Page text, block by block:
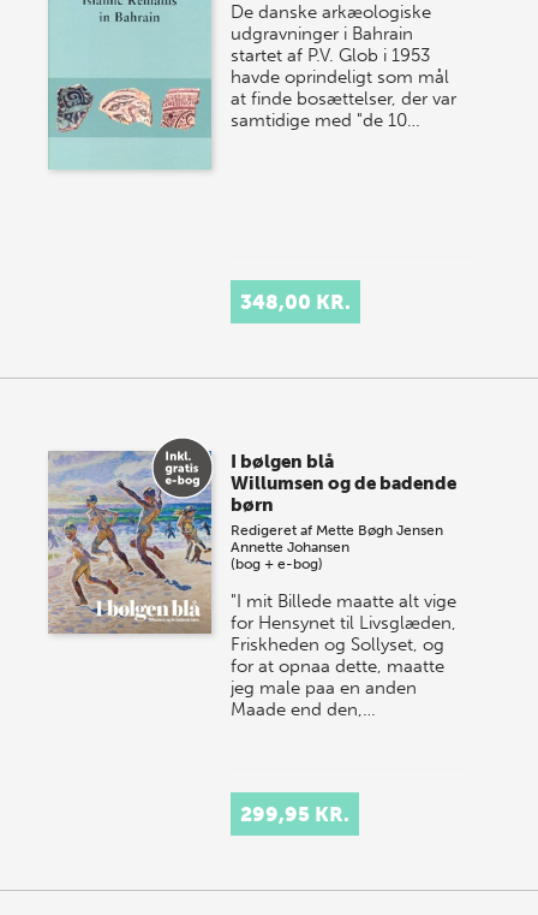
De danske arkæologiske
udgravninger i Bahrain
startet af P.V. Glob i 1953
havde oprindeligt som mål
at finde bosættelser, der var
samtidige med "de 10…
348,00 KR.
I bølgen blå
Willumsen og de badende
børn
Redigeret af Mette Bøgh Jensen
Annette Johansen
(bog + e-bog)
"I mit Billede maatte alt vige
for Hensynet til Livsglæden,
Friskheden og Sollyset, og
for at opnaa dette, maatte
jeg male paa en anden
Maade end den,…
299,95 KR.